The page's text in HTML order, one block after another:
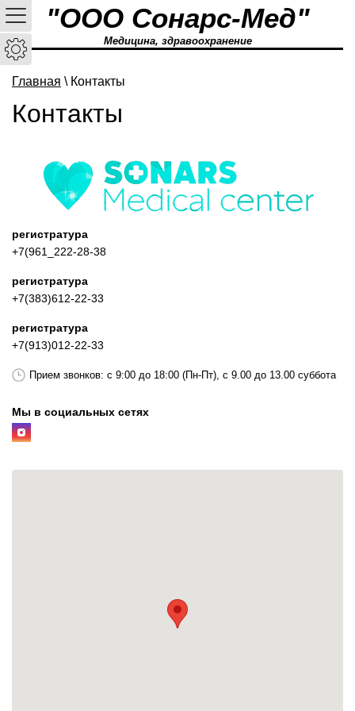
"ООО Сонарс-Мед"
Медицина, здравоохранение
Главная \ Контакты
Контакты
регистратура
+7(961_222-28-38
регистратура
+7(383)612-22-33
регистратура
+7(913)012-22-33
Прием звонков: с 9:00 до 18:00 (Пн-Пт), с 9.00 до 13.00 суббота
Мы в социальных сетях